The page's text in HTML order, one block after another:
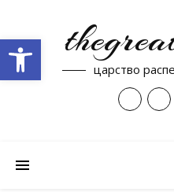
царство
Open toolbar